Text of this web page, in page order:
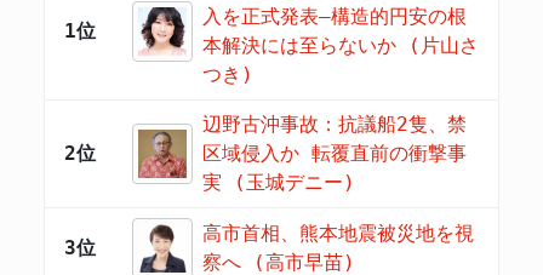
1位
入を正式発表―構造的円安の根
本解決には至らないか (片山さ
つき)
2位
辺野古沖事故：抗議船2隻、禁
区域侵入か 転覆直前の衝撃事
実 (玉城デニー)
3位
高市首相、熊本地震被災地を視
察へ (高市早苗)